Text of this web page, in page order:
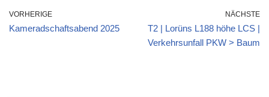
VORHERIGE
Kameradschaftsabend 2025
NÄCHSTE
T2 | Lorüns L188 höhe LCS |
Verkehrsunfall PKW > Baum